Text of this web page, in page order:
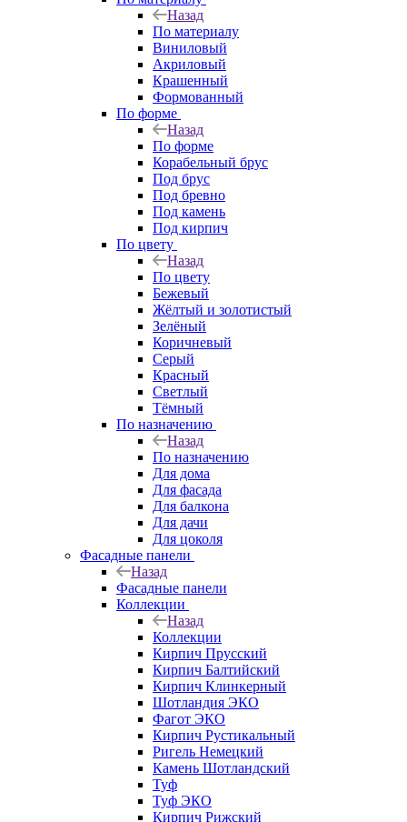
Назад
По материалу
Виниловый
Акриловый
Крашенный
Формованный
По форме
Назад
По форме
Корабельный брус
Под брус
Под бревно
Под камень
Под кирпич
По цвету
Назад
По цвету
Бежевый
Жёлтый и золотистый
Зелёный
Коричневый
Серый
Красный
Светлый
Тёмный
По назначению
Назад
По назначению
Для дома
Для фасада
Для балкона
Для дачи
Для цоколя
Фасадные панели
Назад
Фасадные панели
Коллекции
Назад
Коллекции
Кирпич Прусский
Кирпич Балтийский
Кирпич Клинкерный
Шотландия ЭКО
Фагот ЭКО
Кирпич Рустикальный
Ригель Немецкий
Камень Шотландский
Туф
Туф ЭКО
Кирпич Рижский